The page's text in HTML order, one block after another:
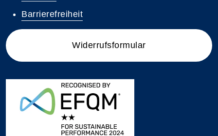
Barrierefreiheit
Widerrufsformular